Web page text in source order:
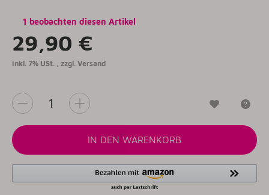
1 beobachten diesen Artikel
29,90 €
inkl. 7% USt. , zzgl. Versand
IN DEN WARENKORB